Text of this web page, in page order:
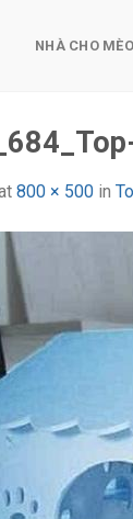
NHÀ CHO MÈO
800 × 500 in